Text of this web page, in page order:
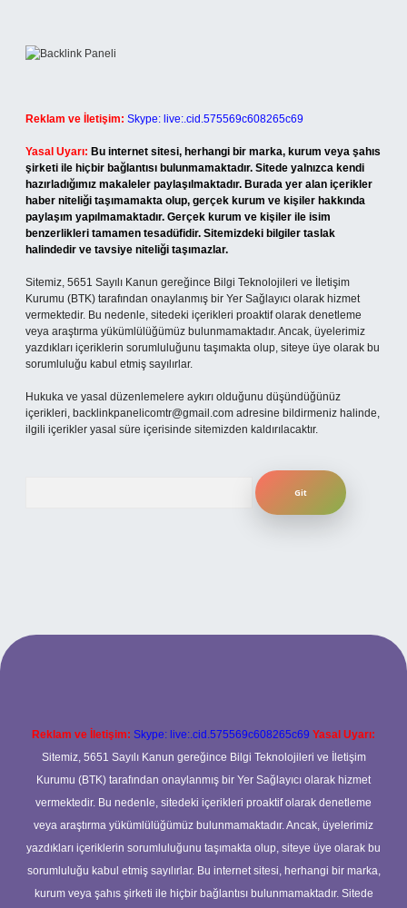
Reklam ve İletişim: Skype: live:.cid.575569c608265c69
Yasal Uyarı: Bu internet sitesi, herhangi bir marka, kurum veya şahıs
şirketi ile hiçbir bağlantısı bulunmamaktadır. Sitede yalnızca kendi
hazırladığımız makaleler paylaşılmaktadır. Burada yer alan içerikler
haber niteliği taşımamakta olup, gerçek kurum ve kişiler hakkında
paylaşım yapılmamaktadır. Gerçek kurum ve kişiler ile isim
benzerlikleri tamamen tesadüfidir. Sitemizdeki bilgiler taslak
halindedir ve tavsiye niteliği taşımazlar.
Sitemiz, 5651 Sayılı Kanun gereğince Bilgi Teknolojileri ve İletişim
Kurumu (BTK) tarafından onaylanmış bir Yer Sağlayıcı olarak hizmet
vermektedir. Bu nedenle, sitedeki içerikleri proaktif olarak denetleme
veya araştırma yükümlülüğümüz bulunmamaktadır. Ancak, üyelerimiz
yazdıkları içeriklerin sorumluluğunu taşımakta olup, siteye üye olarak bu
sorumluluğu kabul etmiş sayılırlar.
Hukuka ve yasal düzenlemelere aykırı olduğunu düşündüğünüz
içerikleri, backlinkpanelicomtr@gmail.com adresine bildirmeniz halinde,
ilgili içerikler yasal süre içerisinde sitemizden kaldırılacaktır.
Reklam ve İletişim: Skype: live:.cid.575569c608265c69 Yasal Uyarı:
Sitemiz, 5651 Sayılı Kanun gereğince Bilgi Teknolojileri ve İletişim
Kurumu (BTK) tarafından onaylanmış bir Yer Sağlayıcı olarak hizmet
vermektedir. Bu nedenle, sitedeki içerikleri proaktif olarak denetleme
veya araştırma yükümlülüğümüz bulunmamaktadır. Ancak, üyelerimiz
yazdıkları içeriklerin sorumluluğunu taşımakta olup, siteye üye olarak bu
sorumluluğu kabul etmiş sayılırlar. Bu internet sitesi, herhangi bir marka,
kurum veya şahıs şirketi ile hiçbir bağlantısı bulunmamaktadır. Sitede